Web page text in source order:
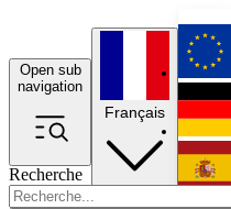
Open sub
navigation
Recherche
Français